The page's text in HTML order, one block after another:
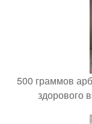
500 граммов
здорового